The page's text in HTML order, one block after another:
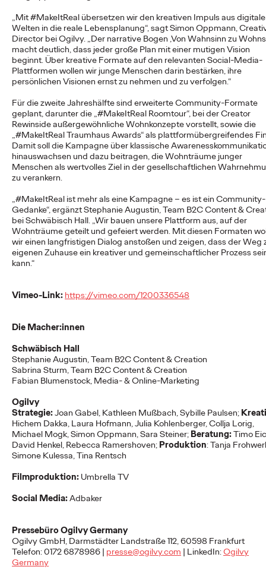
„Mit #MakeItReal übersetzen wir den kreativen Impuls aus
Welten in die reale Lebensplanung“, sagt Simon Oppmann,
Director bei Ogilvy. „Der narrative Bogen ‚Von Wahnsinn zu
macht deutlich, dass jeder große Plan mit einer mutigen Vision
beginnt. Über kreative Formate auf den relevanten Social-Media-
Plattformen wollen wir junge Menschen darin bestärken, ihre
persönlichen Visionen ernst zu nehmen und zu verfolgen.“
Für die zweite Jahreshälfte sind erweiterte Community-Formate
geplant, darunter die „#MakeItReal Roomtour“, bei der Creator
Rewinside außergewöhnliche Wohnkonzepte vorstellt, sowie die
„#MakeItReal Traumhaus Awards“ als plattformübergreifendes
Damit soll die Kampagne über klassische
hinauswachsen und dazu beitragen, die Wohnträume junger
Menschen als wertvolles Ziel in der gesellschaftlichen
zu verankern.
„#MakeItReal ist mehr als eine Kampagne – es ist ein Community-
Gedanke“, ergänzt Stephanie Augustin, Team B2C Content &
bei Schwäbisch Hall. „Wir bauen unsere Plattform aus, auf der
Wohnträume geteilt und gefeiert werden. Mit diesen Formaten
wir einen langfristigen Dialog anstoßen und zeigen, dass der Weg
eigenen Zuhause ein kreativer und gemeinschaftlicher Prozess
kann.“
Vimeo-Link: https://vimeo.com/1200336548
Die Macher:innen
Schwäbisch Hall
Stephanie Augustin, Team B2C Content & Creation
Sabrina Sturm, Team B2C Content & Creation
Fabian Blumenstock, Media- & Online-Marketing
Ogilvy
Strategie:Joan Gabel, Kathleen Mußbach, Sybille Paulsen;
Hichem Dakka, Laura Hofmann, Julia Kohlenberger, Collja Lorig,
Michael Mogk, Simon Oppmann, Sara Steiner; Beratung:Timo
David Henkel, Rebecca Ramershoven; Produktion: Tanja
Simone Kulessa, Tina Rentsch
Filmproduktion: Umbrella TV
Social Media:Adbaker
Pressebüro Ogilvy Germany
Ogilvy GmbH, Darmstädter Landstraße 112, 60598 Frankfurt
Telefon: 0172 6878986 | presse@ogilvy.com | LinkedIn:Ogilvy
Germany
Hall sowie die Ogilvy Group-Agenturen Ogilvy und Social.Lab
die #MakeItReal-Kampagne fort.…
More→
NEWS
Ogilvy Group
Germany launcht erste
Kampagne für o.b.®
und entstaubt eine
Ikone
Carsten Becker 01/06/2026
Die Ogilvy Group Germany, die einige Brands der Kenvue
Germany GmbH bereits seit Längerem im Bereich Public
Relations betreut, präsentiert nach dem…
Deutsche Bahn und
Ogilvy KI-kreieren
magische Momente.
Roland Stauber 18/05/2026
deren fünf Filme vollständig mit „Veo“, dem generativen Video-
More→
NEWS
Mit neuem Charakter